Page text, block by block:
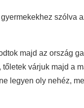
szólva
majd az ország
várjuk majd a
legyen oly nehéz,